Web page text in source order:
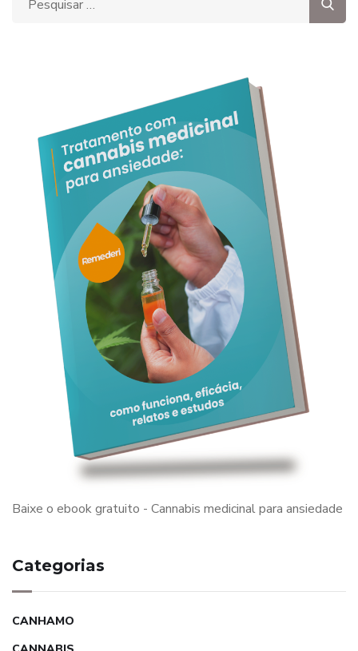
Baixe o ebook gratuito - Cannabis medicinal para ansiedade
Categorias
CANHAMO